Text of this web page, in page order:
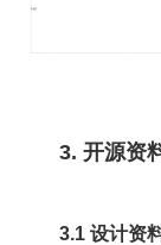
3. 开源资
3.1 设计资